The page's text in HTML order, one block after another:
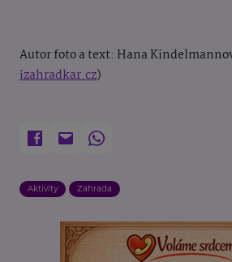
Autor foto a text: Hana
izahradkar.cz)
Aktivity Zahrada